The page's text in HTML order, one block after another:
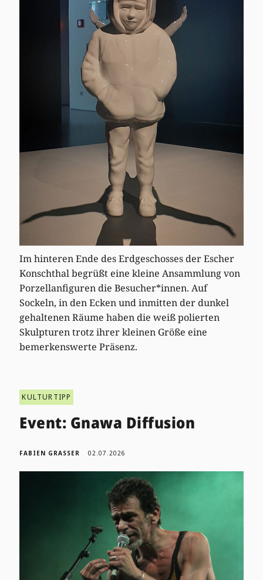
Im hinteren Ende des Erdgeschosses der Escher
Konschthal begrüßt eine kleine Ansammlung von
Porzellanfiguren die Besucher*innen. Auf
Sockeln, in den Ecken und inmitten der dunkel
gehaltenen Räume haben die weiß polierten
Skulpturen trotz ihrer kleinen Größe eine
bemerkenswerte Präsenz.
KULTURTIPP
Event: Gnawa Diffusion
FABIEN GRASSER 02.07.2026